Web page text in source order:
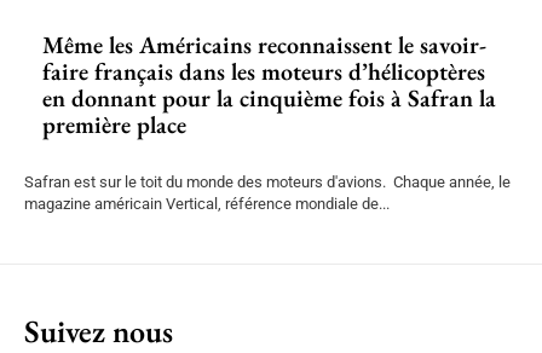
Même les Américains reconnaissent le savoir-
faire français dans les moteurs d’hélicoptères
en donnant pour la cinquième fois à Safran la
première place
Safran est sur le toit du monde des moteurs d'avions. Chaque année, le
magazine américain Vertical, référence mondiale de...
Suivez nous